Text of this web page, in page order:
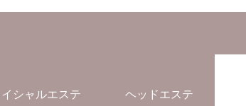
イシャルエステ ヘッドエステ